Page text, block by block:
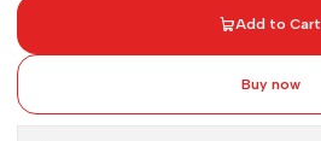
Add to Cart
Buy now